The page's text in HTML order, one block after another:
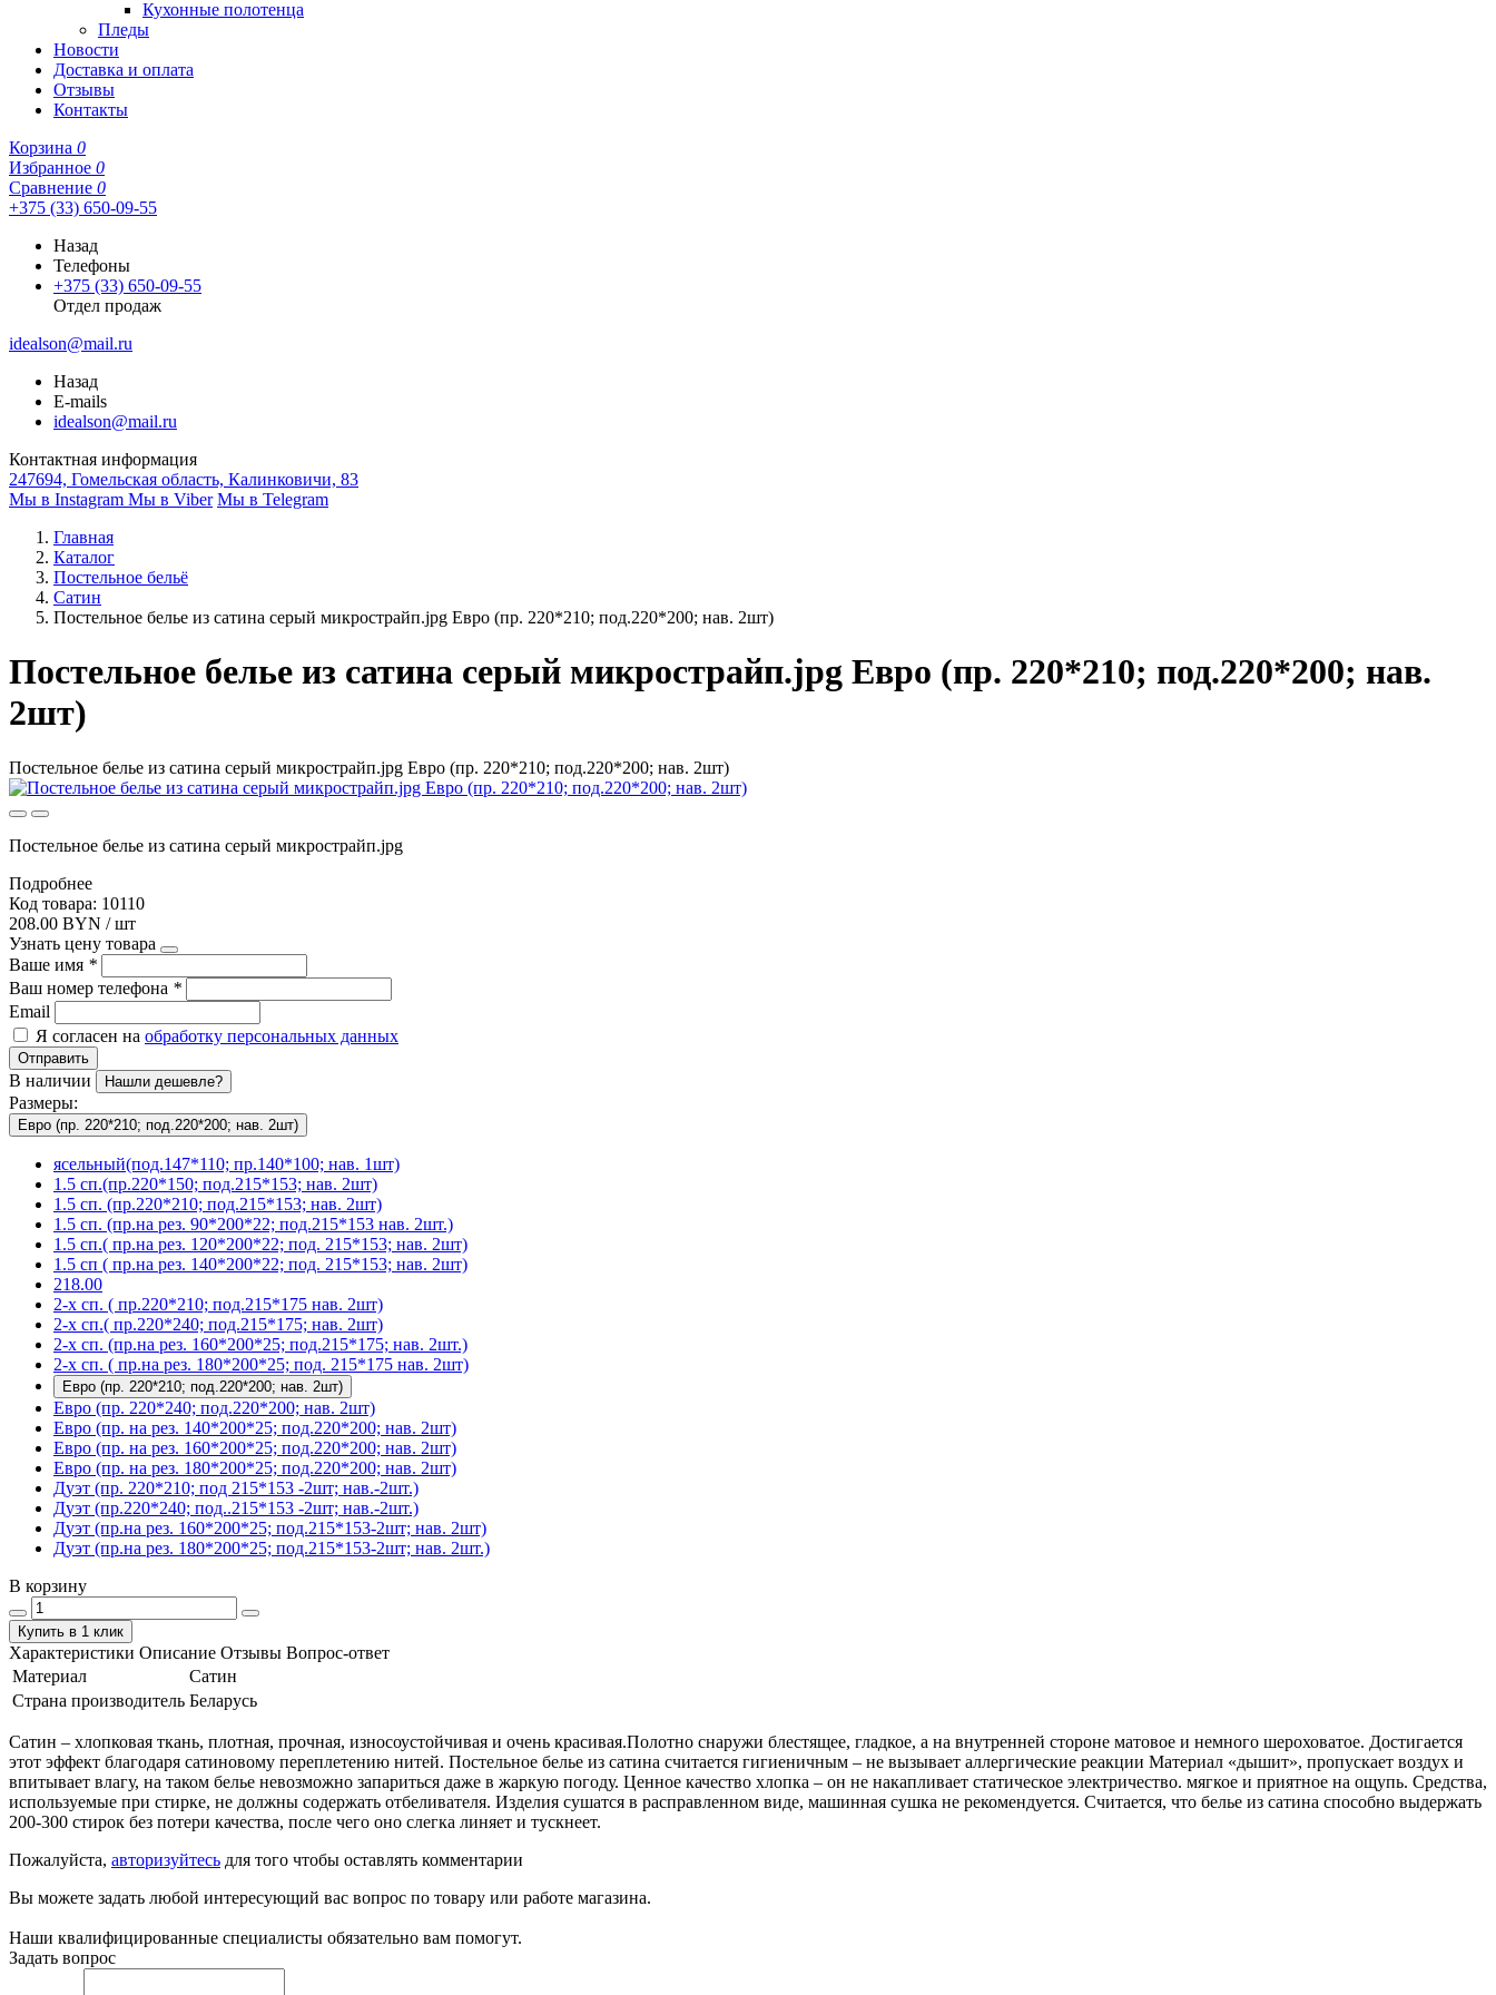
Кухонные полотенца
Пледы
Новости
Доставка и оплата
Отзывы
Контакты
Корзина 0
Избранное 0
Сравнение 0
+375 (33) 650-09-55
Назад
Телефоны
+375 (33) 650-09-55
Отдел продаж
idealson@mail.ru
Назад
E-mails
idealson@mail.ru
Контактная информация
247694, Гомельская область, Калинковичи, 83
Мы в Instagram Мы в Viber Мы в Telegram
Главная
Каталог
Постельное бельё
Сатин
Постельное белье из сатина серый микрострайп.jpg Евро (пр. 220*210; под.220*200; нав. 2шт)
Постельное белье из сатина серый микрострайп.jpg Евро (пр. 220*210; под.220*200; нав.
2шт)
Постельное белье из сатина серый микрострайп.jpg Евро (пр. 220*210; под.220*200; нав. 2шт)
Постельное белье из сатина серый микрострайп.jpg
Подробнее
Код товара: 10110
208.00 BYN / шт
Узнать цену товара
Ваше имя *
Ваш номер телефона *
Email
Я согласен на обработку персональных данных
Отправить
В наличии Нашли дешевле?
Размеры:
Евро (пр. 220*210; под.220*200; нав. 2шт)
ясельный(под.147*110; пр.140*100; нав. 1шт)
1.5 сп.(пр.220*150; под.215*153; нав. 2шт)
1.5 сп. (пр.220*210; под.215*153; нав. 2шт)
1.5 сп. (пр.на рез. 90*200*22; под.215*153 нав. 2шт.)
1.5 сп.( пр.на рез. 120*200*22; под. 215*153; нав. 2шт)
1.5 сп ( пр.на рез. 140*200*22; под. 215*153; нав. 2шт)
218.00
2-х сп. ( пр.220*210; под.215*175 нав. 2шт)
2-х сп.( пр.220*240; под.215*175; нав. 2шт)
2-х сп. (пр.на рез. 160*200*25; под.215*175; нав. 2шт.)
2-х сп. ( пр.на рез. 180*200*25; под. 215*175 нав. 2шт)
Евро (пр. 220*210; под.220*200; нав. 2шт)
Евро (пр. 220*240; под.220*200; нав. 2шт)
Евро (пр. на рез. 140*200*25; под.220*200; нав. 2шт)
Евро (пр. на рез. 160*200*25; под.220*200; нав. 2шт)
Евро (пр. на рез. 180*200*25; под.220*200; нав. 2шт)
Дуэт (пр. 220*210; под 215*153 -2шт; нав.-2шт.)
Дуэт (пр.220*240; под..215*153 -2шт; нав.-2шт.)
Дуэт (пр.на рез. 160*200*25; под.215*153-2шт; нав. 2шт)
Дуэт (пр.на рез. 180*200*25; под.215*153-2шт; нав. 2шт.)
В корзину
Купить в 1 клик
Характеристики Описание Отзывы Вопрос-ответ
Материал
Сатин
Страна производитель Беларусь
Сатин – хлопковая ткань, плотная, прочная, износоустойчивая и очень красивая.Полотно снаружи блестящее, гладкое, а на внутренней стороне матовое и немного шероховатое. Достигается
этот эффект благодаря сатиновому переплетению нитей. Постельное белье из сатина считается гигиеничным – не вызывает аллергические реакции Материал «дышит», пропускает воздух и
впитывает влагу, на таком белье невозможно запариться даже в жаркую погоду. Ценное качество хлопка – он не накапливает статическое электричество. мягкое и приятное на ощупь. Средства,
используемые при стирке, не должны содержать отбеливателя. Изделия сушатся в расправленном виде, машинная сушка не рекомендуется. Считается, что белье из сатина способно выдержать
200-300 стирок без потери качества, после чего оно слегка линяет и тускнеет.
Пожалуйста, авторизуйтесь для того чтобы оставлять комментарии
Вы можете задать любой интересующий вас вопрос по товару или работе магазина.
Наши квалифицированные специалисты обязательно вам помогут.
Задать вопрос